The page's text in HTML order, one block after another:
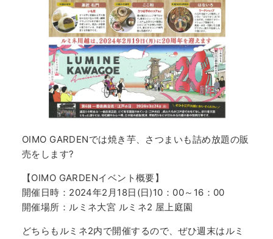
OIMO GARDENでは焼き芋、さつまいも詰め放題の販
売をします?
【OIMO GARDENイベント概要】
開催日時：2024年2月18日(日)10：00～16：00
開催場所：ルミネ大宮 ルミネ2 屋上庭園
どちらもルミネ2内で開催するので、ぜひ週末はルミ